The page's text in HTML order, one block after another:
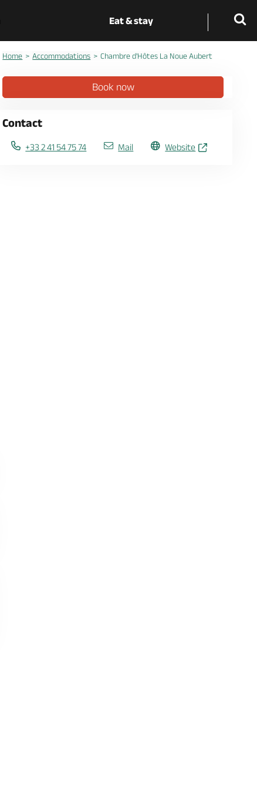
Eat & stay
Home Accommodations Chambre d'Hôtes La Noue Aubert
Book now
Contact
+33 2 41 54 75 74 Mail Website